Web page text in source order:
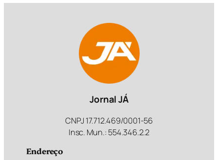
Jornal JÁ
CNPJ 17.712.469/0001-56
Insc. Mun.: 554.346.2.2
Endereço